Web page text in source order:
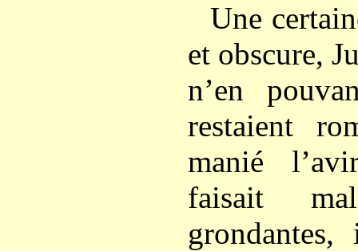
Une
et obscure,
n’en
restaient
manié
faisait